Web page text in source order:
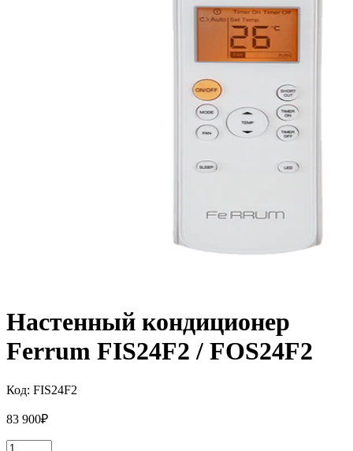
Настенный кондиционер
Ferrum FIS24F2 / FOS24F2
Код: FIS24F2
83 900₽